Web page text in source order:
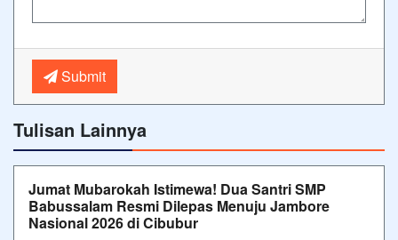
Submit
Tulisan Lainnya
Jumat Mubarokah Istimewa! Dua Santri SMP
Babussalam Resmi Dilepas Menuju Jambore
Nasional 2026 di Cibubur